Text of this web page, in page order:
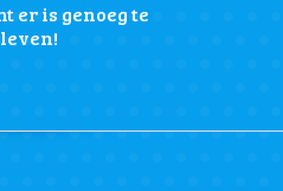
er is genoeg te